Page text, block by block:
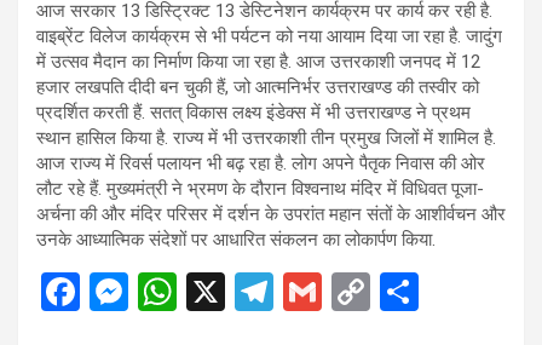
आज सरकार 13 डिस्ट्रिक्ट 13 डेस्टिनेशन कार्यक्रम पर कार्य कर रही है.
वाइब्रेंट विलेज कार्यक्रम से भी पर्यटन को नया आयाम दिया जा रहा है. जादुंग
में उत्सव मैदान का निर्माण किया जा रहा है. आज उत्तरकाशी जनपद में 12
हजार लखपति दीदी बन चुकी हैं, जो आत्मनिर्भर उत्तराखण्ड की तस्वीर को
प्रदर्शित करती हैं. सतत् विकास लक्ष्य इंडेक्स में भी उत्तराखण्ड ने प्रथम
स्थान हासिल किया है. राज्य में भी उत्तरकाशी तीन प्रमुख जिलों में शामिल है.
आज राज्य में रिवर्स पलायन भी बढ़ रहा है. लोग अपने पैतृक निवास की ओर
लौट रहे हैं. मुख्यमंत्री ने भ्रमण के दौरान विश्वनाथ मंदिर में विधिवत पूजा-
अर्चना की और मंदिर परिसर में दर्शन के उपरांत महान संतों के आशीर्वचन और
उनके आध्यात्मिक संदेशों पर आधारित संकलन का लोकार्पण किया.
F
M W X
T
G
C